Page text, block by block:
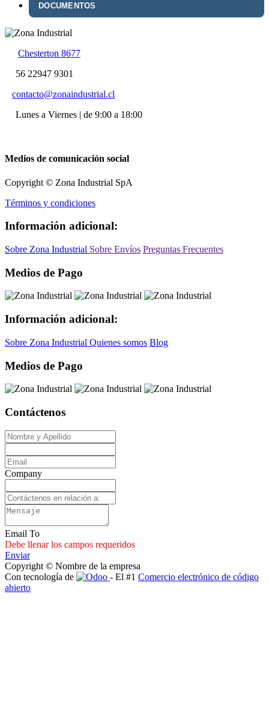
DOCUMENTOS
Chesterton 8677
56 22947 9301
contacto@zonaindustrial.cl
Lunes a Viernes | de 9:00 a 18:00
Medios de comunicación social
Copyright © Zona Industrial SpA
Términos y condiciones
Información adicional:
Sobre Zona Industrial Sobre Envíos Preguntas Frecuentes
Medios de Pago
Información adicional:
Sobre Zona Industrial Quienes somos Blog
Medios de Pago
Contáctenos
Company
Email To
Debe llenar los campos requeridos
Enviar
Copyright © Nombre de la empresa
Con tecnología de
- El #1 Comercio electrónico de código
abierto